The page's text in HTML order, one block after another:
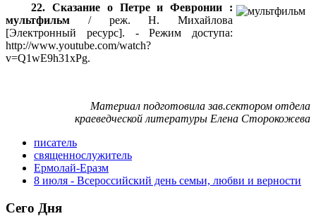
22. Сказание о Петре и Февронии :
мультфильм / реж. Н. Михайлова
[Электронный ресурс]. - Режим доступа:
http://www.youtube.com/watch?
v=Q1wE9h31xPg.
Материал подготовила зав.сектором отдела
краеведческой литературы Елена Сторокожева
писатель
священнослужитель
Ермолай-Еразм
8 июля - Всероссийский день семьи, любви и верности
Сего Дня